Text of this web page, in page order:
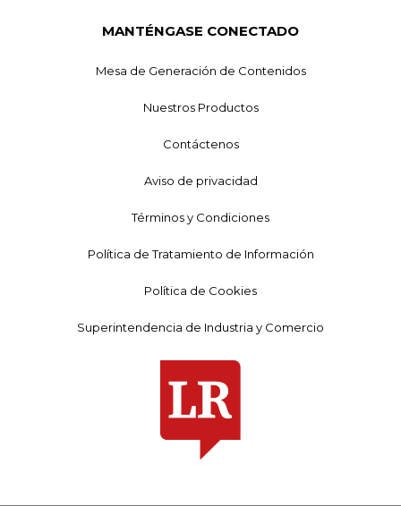
MANTÉNGASE CONECTADO
Mesa de Generación de Contenidos
Nuestros Productos
Contáctenos
Aviso de privacidad
Términos y Condiciones
Política de Tratamiento de Información
Política de Cookies
Superintendencia de Industria y Comercio